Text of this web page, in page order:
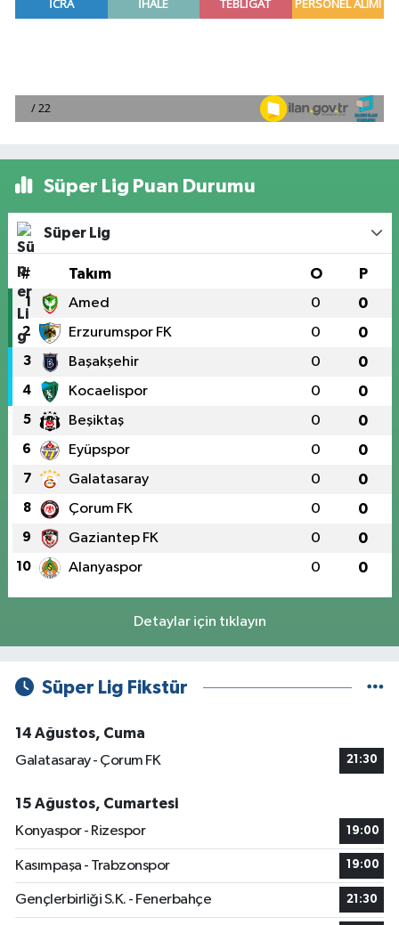
Süper Lig Puan Durumu
Süper Lig
# Takım O P
1 Amed 0 0
2 Erzurumspor FK 0 0
3 Başakşehir 0 0
4 Kocaelispor 0 0
5 Beşiktaş 0 0
6 Eyüpspor 0 0
7 Galatasaray 0 0
8 Çorum FK 0 0
9 Gaziantep FK 0 0
10 Alanyaspor 0 0
Detaylar için tıklayın
Süper Lig Fikstür
14 Ağustos, Cuma
Galatasaray - Çorum FK
21:30
15 Ağustos, Cumartesi
Konyaspor - Rizespor
19:00
Kasımpaşa - Trabzonspor 19:00
Gençlerbirliği S.K. - Fenerbahçe 21:30